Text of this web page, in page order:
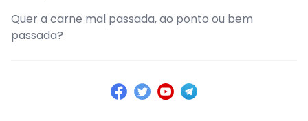
Quer a carne mal passada, ao ponto ou bem
passada?